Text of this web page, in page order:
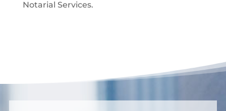
Notarial Services.